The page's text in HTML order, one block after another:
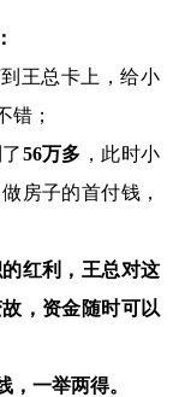
王总卡上，给小
错；
56万多 ，此时小
房子的首付钱，
红利，王总对这
，资金随时可以
，一举两得。